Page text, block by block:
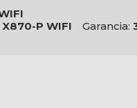
X870-P WIFI Garancia: